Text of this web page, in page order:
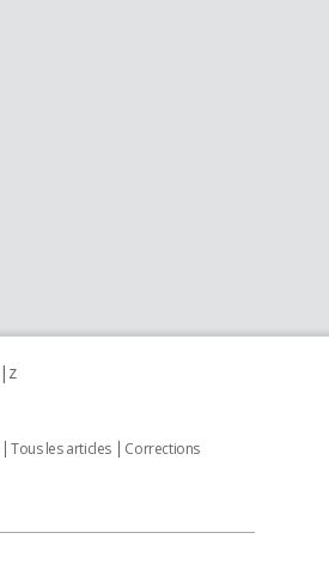
z
Tous les articles
Corrections